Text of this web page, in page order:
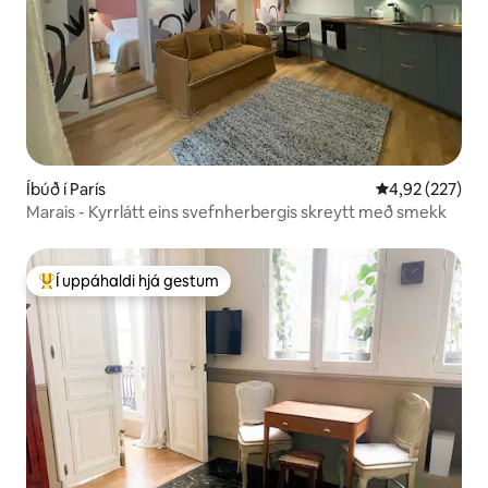
Íbúð í París 4,92 af 5 í
4,92 (227)
Marais - Kyrrlátt eins svefnherbergis skreytt með smekk
Í mestu uppáhaldi hjá gestum
Í uppáhaldi hjá gestum